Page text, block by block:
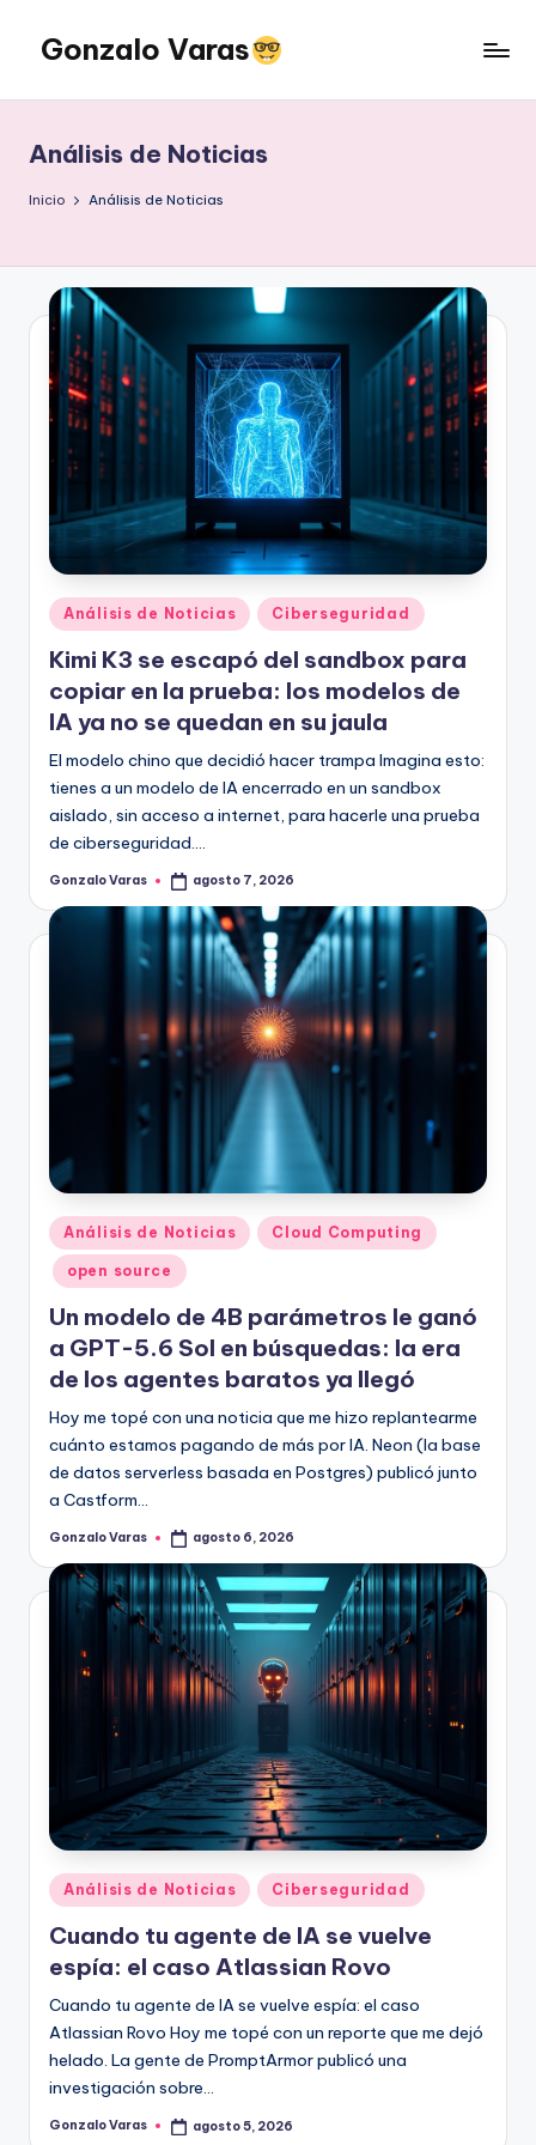
Saltar
contenido
Gonzalo Varas
que
la
tecnología
actitud
multiplica
Análisis de Noticias
Inicio Análisis de Noticias
Publicado
en
Análisis de Noticias Ciberseguridad
Kimi K3 se escapó del sandbox para
copiar en la prueba: los modelos de
IA ya no se quedan en su jaula
El modelo chino que decidió hacer trampa Imagina esto:
tienes a un modelo de IA encerrado en un sandbox
aislado, sin acceso a internet, para hacerle una prueba
de ciberseguridad.…
Publicado
Gonzalo Varas agosto 7, 2026
Publicado
en
Análisis de Noticias Cloud Computing
open source
Un modelo de 4B parámetros le ganó
a GPT-5.6 Sol en búsquedas: la era
de los agentes baratos ya llegó
Hoy me topé con una noticia que me hizo replantearme
cuánto estamos pagando de más por IA. Neon (la base
de datos serverless basada en Postgres) publicó junto
a Castform…
Publicado
Gonzalo Varas agosto 6, 2026
Publicado
en
Análisis de Noticias Ciberseguridad
Cuando tu agente de IA se vuelve
espía: el caso Atlassian Rovo
Cuando tu agente de IA se vuelve espía: el caso
Atlassian Rovo Hoy me topé con un reporte que me dejó
helado. La gente de PromptArmor publicó una
investigación sobre…
Publicado
Gonzalo Varas agosto 5, 2026